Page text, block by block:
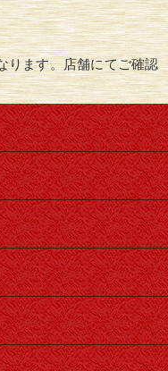
ります。店舗にてご確認